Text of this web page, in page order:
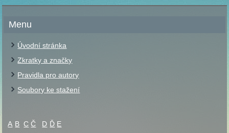
Menu
Úvodní stránka
Zkratky a značky
Pravidla pro autory
Soubory ke stažení
A B C Č D Ď E